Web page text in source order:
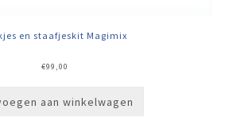
en staafjeskit Magimix
€99,00
aan winkelwagen